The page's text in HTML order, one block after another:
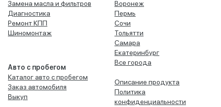
Замена масла и фильтров
Диагностика
Ремонт КПП
Шиномонтаж
Авто с пробегом
Каталог авто с пробегом
Заказ автомобиля
Выкуп
Воронеж
Пермь
Сочи
Тольятти
Самара
Екатеринбург
Все города
Описание продукта
Политика
конфиденциальности